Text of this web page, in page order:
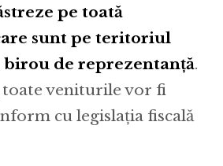
pe toată
sunt pe teritoriul
de reprezentanță.
toate veniturile vor fi
cu legislația fiscală